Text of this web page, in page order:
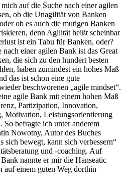
auf die Suche nach einer agilen
ob die Unagilität von Banken
ob es auch die mutigen Banken
denn Agilität heißt scheinbar
ist ein Tabu für Banken, oder?
einer agilen Bank ist das Great
die sich zu den hundert besten
haben zumindest ein hohes Maß
das ist schon eine gute
beschworenen „agile mindset“.
agile Bank mit einem hohen Maß
Partizipation, Innovation,
Motivation, Leistungsorientierung
befragte ich unter anderem
Nowotny, Autor des Buches
sich bewegt, kann sich verbessern“
und -coaching. Auf
nannte er mir die Hanseatic
einem guten Weg dorthin